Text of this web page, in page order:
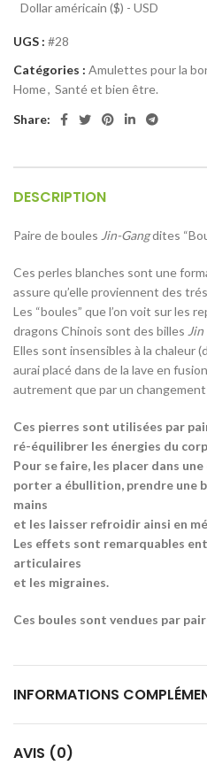
Dollar américain ($) - USD
UGS : #28
Catégories : Amulettes pour la
Home, Santé et bien être.
Share:
DESCRIPTION
Paire de boules Jin-Gangdites
Ces perles blanches sont une
assure qu’elle proviennent des
Les “boules” que l’on voit sur les
dragons Chinois sont des billes Jin
Elles sont insensibles à la chaleur
aurai placé dans de la lave en
autrement que par un
Ces pierres sont utilisées par
ré-équilibrer les énergies du
Pour se faire, les placer dans
porter a ébullition, prendre une
mains
et les laisser refroidir ainsi en
Les effets sont remarquables
articulaires
et les migraines.
Ces boules sont vendues par
INFORMATIONS
AVIS (0)